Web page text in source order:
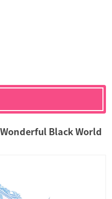
Wonderful Black World